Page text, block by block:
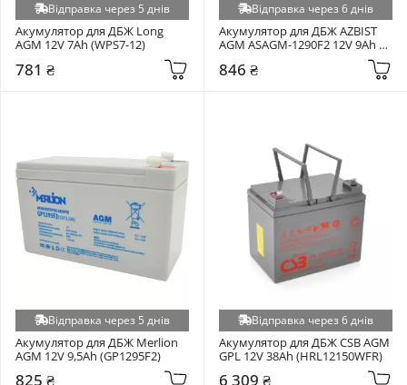
Відправка через 5 днів
Акумулятор для ДБЖ Long
AGM 12V 7Ah (WPS7-12)
781 ₴
Відправка через 6 днів
Акумулятор для ДБЖ AZBIST
AGM ASAGM-1290F2 12V 9Ah
846 ₴
Відправка через 5 днів
Акумулятор для ДБЖ Merlion
AGM 12V 9,5Ah (GP1295F2)
825 ₴
Відправка через 6 днів
Акумулятор для ДБЖ CSB AGM
GPL 12V 38Ah (HRL12150WFR)
6 309 ₴